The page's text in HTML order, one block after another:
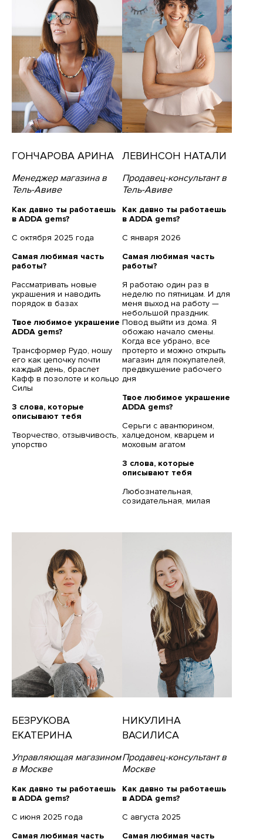
ГОНЧАРОВА АРИНА
Менеджер магазина в
Тель-Авиве
Как давно ты работаешь
в ADDA gems?
С октября 2025 года
Самая любимая часть
работы?
Рассматривать новые
украшения и наводить
порядок в базах
Твое любимое украшение
ADDA gems?
Трансформер Рудо, ношу
его как цепочку почти
каждый день, браслет
Кафф в позолоте и кольцо
Силы
3 слова, которые
описывают тебя
Творчество, отзывчивость,
упорство
ЛЕВИНСОН НАТАЛИ
Продавец-консультант в
Тель-Авиве
Как давно ты работаешь
в ADDA gems?
С января 2026
Самая любимая часть
работы?
Я работаю один раз в
неделю по пятницам. И для
меня выход на работу —
небольшой праздник.
Повод выйти из дома. Я
обожаю начало смены.
Когда все убрано, все
протерто и можно открыть
магазин для покупателей,
предвкушение рабочего
дня
Твое любимое украшение
ADDA gems?
Серьги с авантюрином,
халцедоном, кварцем и
моховым агатом
3 слова, которые
описывают тебя
Любознательная,
созидательная, милая
БЕЗРУКОВА
ЕКАТЕРИНА
Управляющая магазином
в Москве
Как давно ты работаешь
в ADDA gems?
С июня 2025 года
Самая любимая часть
НИКУЛИНА
ВАСИЛИСА
Продавец-консультант в
Москве
Как давно ты работаешь
в ADDA gems?
С августа 2025
Самая любимая часть